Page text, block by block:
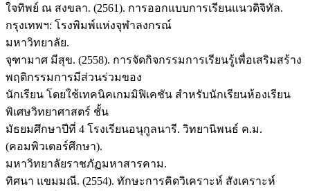
ใจทิพย์ ณ สงขลา. (2561). การออกแบบการเรียนแนวดิจิทัล.
กรุงเทพฯ: โรงพิมพ์แห่งจุฬาลงกรณ์
มหาวิทยาลัย.
จุฑามาศ มีสุข. (2558). การจัดกิจกรรมการเรียนรู้เพื่อเสริมสร้าง
พฤติกรรมการมีส่วนร่วมของ
นักเรียน โดยใช้เทคนิคเกมมิฟิเคชัน สำหรับนักเรียนห้องเรียน
พิเศษวิทยาศาสตร์ ชั้น
มัธยมศึกษาปีที่ 4 โรงเรียนอนุกูลนารี. วิทยานิพนธ์ ค.ม.
(คอมพิวเตอร์ศึกษา).
มหาวิทยาลัยราชภัฏมหาสารคาม.
ทิศนา แขมมณี. (2554). ทักษะการคิดวิเคราะห์ สังเคราะห์